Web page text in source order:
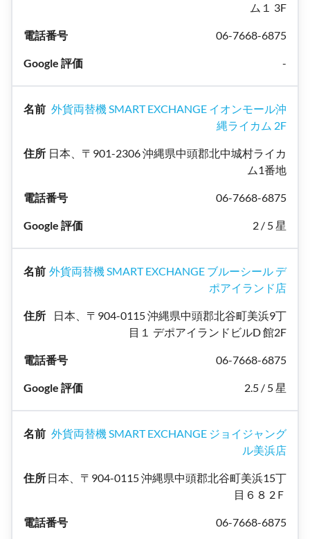
ム１ 3F
06-7668-6875
-
外貨両替機 SMART EXCHANGE イオンモール沖
縄ライカム 2F
日本、〒901-2306 沖縄県中頭郡北中城村ライカ
ム1番地
06-7668-6875
2 / 5 星
外貨両替機 SMART EXCHANGE ブルーシール デ
ポアイランド店
日本、〒904-0115 沖縄県中頭郡北谷町美浜9丁
目１ デポアイランドビルD 館2F
06-7668-6875
2.5 / 5 星
外貨両替機 SMART EXCHANGE ジョイジャング
ル美浜店
日本、〒904-0115 沖縄県中頭郡北谷町美浜15丁
目６８ 2Ｆ
06-7668-6875